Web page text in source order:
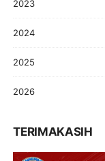
2023
2024
2025
2026
TERIMAKASIH